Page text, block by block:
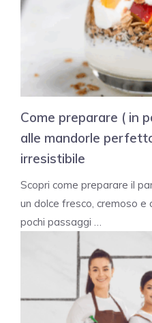
Come preparare ( in
alle mandorle
irresistibile
Scopri come preparare il
un dolce fresco, cremoso e
pochi passaggi …